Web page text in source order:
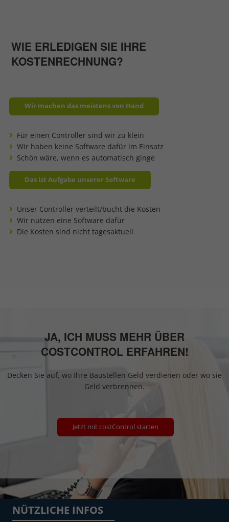
WIE ERLEDIGEN SIE IHRE
KOSTENRECHNUNG?
Wir machen das meistens von Hand
Für einen Controller sind wir zu klein
Wir haben keine Software dafür im Einsatz
Schön wäre, wenn es automatisch ginge
Das ist Aufgabe unserer Software
Unser Controller verteilt/bucht die Kosten
Wir nutzen eine Software dafür
Die Kosten sind nicht tagesaktuell
JA, ICH MUSS MEHR ÜBER
COSTCONTROL ERFAHREN!
Decken Sie auf, wo Ihre Baustellen Geld verdienen oder wo sie
Geld verbrennen.
Jetzt mit costControl starten
NÜTZLICHE INFOS